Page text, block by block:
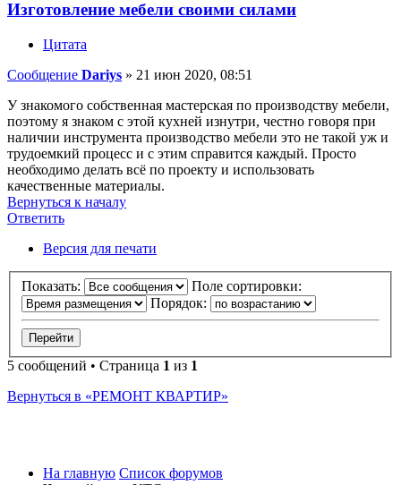
Изготовление мебели своими силами
Цитата
Сообщение Dariys » 21 июн 2020, 08:51
У знакомого собственная мастерская по производству мебели,
поэтому я знаком с этой кухней изнутри, честно говоря при
наличии инструмента производство мебели это не такой уж и
трудоемкий процесс и с этим справится каждый. Просто
необходимо делать всё по проекту и использовать
качественные материалы.
Вернуться к началу
Ответить
Ответить
Версия для печати
Показать:
Поле сортировки:
Порядок:
5 сообщений • Страница 1 из 1
Вернуться в «РЕМОНТ КВАРТИР»
На главную Список форумов